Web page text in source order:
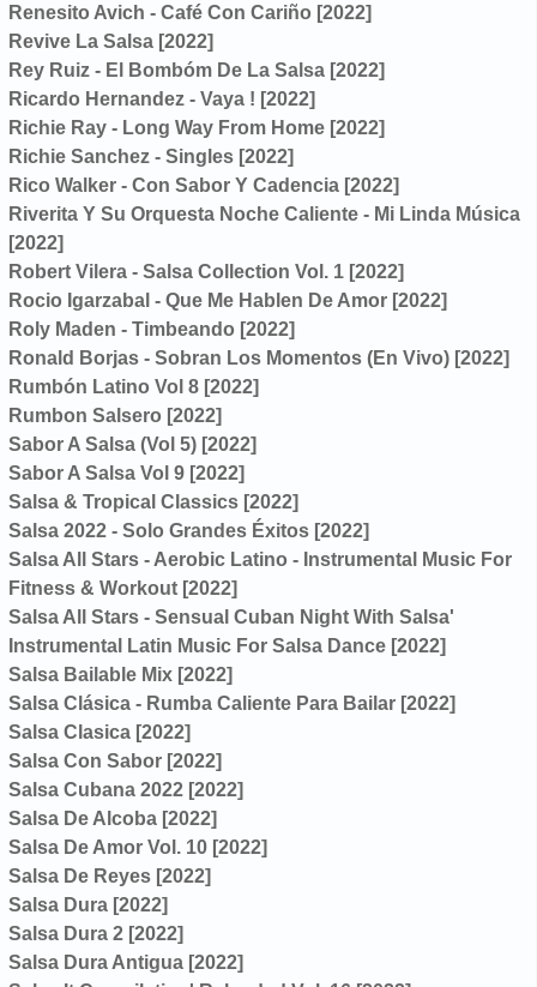
Renesito Avich - Café Con Cariño [2022]
Revive La Salsa [2022]
Rey Ruiz - El Bombóm De La Salsa [2022]
Ricardo Hernandez - Vaya ! [2022]
Richie Ray - Long Way From Home [2022]
Richie Sanchez - Singles [2022]
Rico Walker - Con Sabor Y Cadencia [2022]
Riverita Y Su Orquesta Noche Caliente - Mi Linda Música
[2022]
Robert Vilera - Salsa Collection Vol. 1 [2022]
Rocio Igarzabal - Que Me Hablen De Amor [2022]
Roly Maden - Timbeando [2022]
Ronald Borjas - Sobran Los Momentos (En Vivo) [2022]
Rumbón Latino Vol 8 [2022]
Rumbon Salsero [2022]
Sabor A Salsa (Vol 5) [2022]
Sabor A Salsa Vol 9 [2022]
Salsa & Tropical Classics [2022]
Salsa 2022 - Solo Grandes Éxitos [2022]
Salsa All Stars - Aerobic Latino - Instrumental Music For
Fitness & Workout [2022]
Salsa All Stars - Sensual Cuban Night With Salsa'
Instrumental Latin Music For Salsa Dance [2022]
Salsa Bailable Mix [2022]
Salsa Clásica - Rumba Caliente Para Bailar [2022]
Salsa Clasica [2022]
Salsa Con Sabor [2022]
Salsa Cubana 2022 [2022]
Salsa De Alcoba [2022]
Salsa De Amor Vol. 10 [2022]
Salsa De Reyes [2022]
Salsa Dura [2022]
Salsa Dura 2 [2022]
Salsa Dura Antigua [2022]